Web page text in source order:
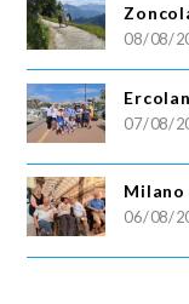
08/08/
07/08/
Milano
06/08/